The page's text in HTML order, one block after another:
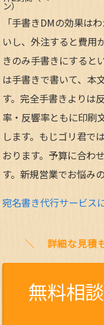
ン）
「手書きDMの効果は
いし、外注すると費用
きのみ手書きにすると
は手書きで書いて、本
す。完全手書きよりは
率・反響率ともに印刷
します。もじゴリ君で
おります。予算に合わ
す。新規営業でお悩み
宛名書き代行サービス
詳細な見積
無料相